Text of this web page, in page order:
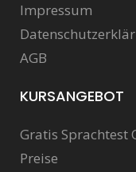
Impressum
AGB
KURSANGEBOT
Gratis Sprachtest
Preise